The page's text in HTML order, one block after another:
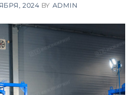
2024 BY ADMIN